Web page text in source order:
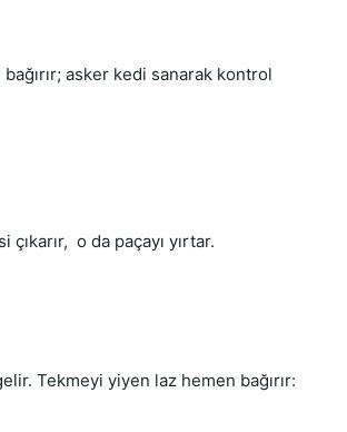
asker kedi sanarak kontrol
o da paçayı yırtar.
Tekmeyi yiyen laz hemen bağırır: